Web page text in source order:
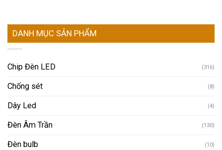
DANH MỤC SẢN PHẨM
Chip Đèn LED (316)
Chống sét (8)
Dây Led (4)
Đèn Âm Trần (130)
Đèn bulb (10)